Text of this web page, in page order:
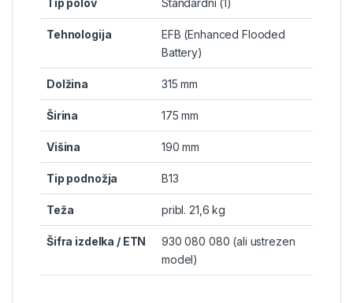
Tehnologija
EFB (Enhanced Flooded
Battery)
Dolžina 315 mm
Širina 175 mm
Višina 190 mm
Tip podnožja B13
Teža pribl. 21,6 kg
Šifra izdelka / ETN
930 080 080 (ali ustrezen
model)